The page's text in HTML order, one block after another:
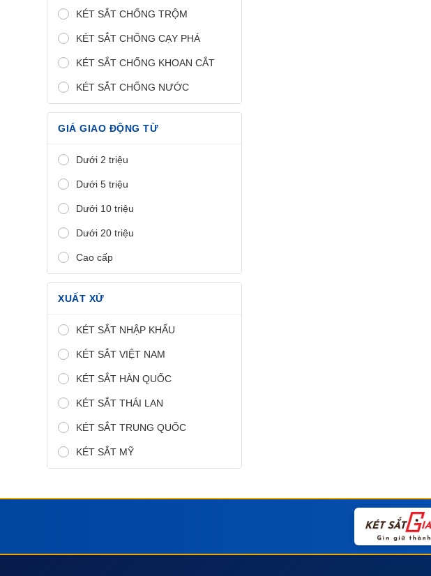
KÉT SẮT CHỐNG TRỘM
KÉT SẮT CHỐNG CẠY PHÁ
KÉT SẮT CHỐNG KHOAN CẮT
KÉT SẮT CHỐNG NƯỚC
GIÁ GIAO ĐỘNG TỪ
Dưới 2 triệu
Dưới 5 triệu
Dưới 10 triệu
Dưới 20 triệu
Cao cấp
XUẤT XỨ
KÉT SẮT NHẬP KHẨU
KÉT SẮT VIỆT NAM
KÉT SẮT HÀN QUỐC
KÉT SẮT THÁI LAN
KÉT SẮT TRUNG QUỐC
KÉT SẮT MỸ